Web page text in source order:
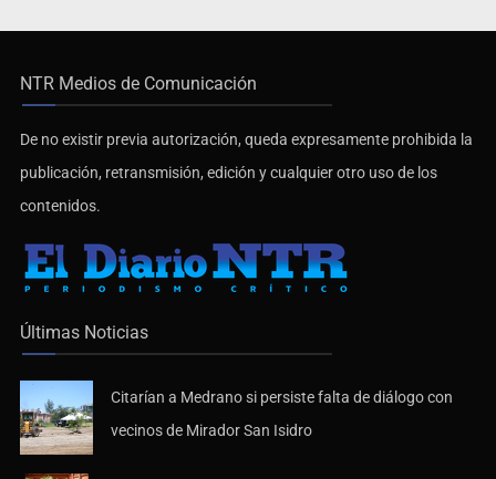
NTR Medios de Comunicación
De no existir previa autorización, queda expresamente prohibida la
publicación, retransmisión, edición y cualquier otro uso de los
contenidos.
Últimas Noticias
Citarían a Medrano si persiste falta de diálogo con
vecinos de Mirador San Isidro